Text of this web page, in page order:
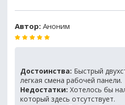
Автор: Аноним
Достоинства: Быстрый
легкая смена рабочей панели.
Недостатки: Хотелось бы
который здесь отсутствует.